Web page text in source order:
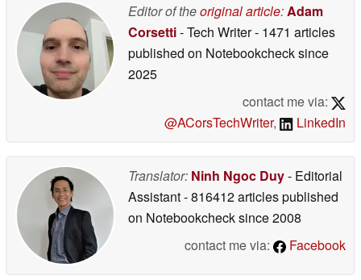
Editor of theoriginal article:Adam
Corsetti- Tech Writer- 1471 articles
published on Notebookchecksince
2025
contact me via:
@ACorsTechWriter, LinkedIn
Translator: Ninh Ngoc Duy- Editorial
Assistant- 816412 articles published
on Notebookchecksince 2008
contact me via:
Facebook